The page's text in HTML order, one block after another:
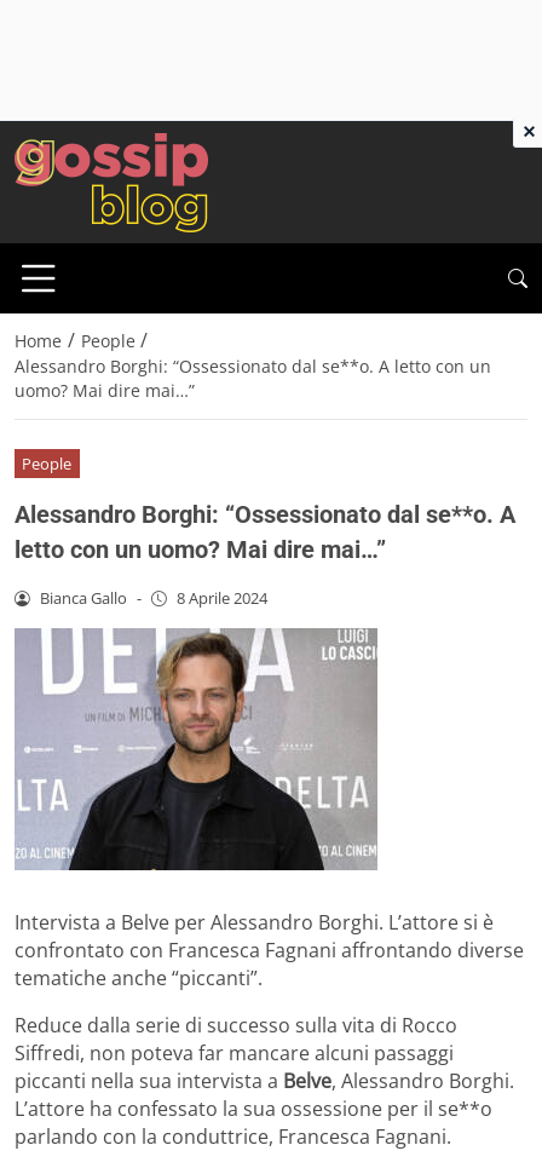
Home / People /
Alessandro Borghi: “Ossessionato dal se**o. A letto con un
uomo? Mai dire mai…”
People
Alessandro Borghi: “Ossessionato dal se**o. A
letto con un uomo? Mai dire mai…”
Bianca Gallo - 8 Aprile 2024
Intervista a Belve per Alessandro Borghi. L’attore si è
confrontato con Francesca Fagnani affrontando diverse
tematiche anche “piccanti”.
Reduce dalla serie di successo sulla vita di Rocco
Siffredi, non poteva far mancare alcuni passaggi
piccanti nella sua intervista a Belve, Alessandro Borghi.
L’attore ha confessato la sua ossessione per il se**o
parlando con la conduttrice, Francesca Fagnani.
×